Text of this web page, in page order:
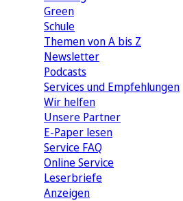
Green
Schule
Themen von A bis Z
Newsletter
Podcasts
Services und Empfehlungen
Wir helfen
Unsere Partner
E-Paper lesen
Service FAQ
Online Service
Leserbriefe
Anzeigen